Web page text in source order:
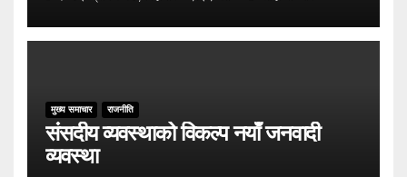
मुख्य समाचार राजनीति
संसदीय व्यवस्थाको विकल्प नयाँ जनवादी
व्यवस्था